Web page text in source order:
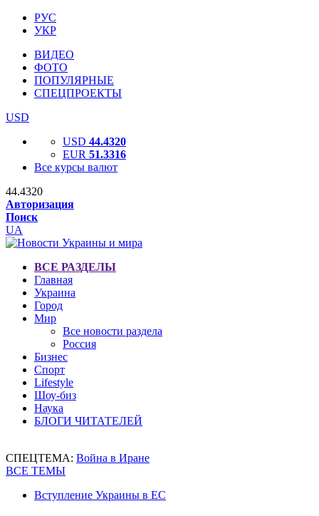
РУС
УКР
ВИДЕО
ФОТО
ПОПУЛЯРНЫЕ
СПЕЦПРОЕКТЫ
USD
USD 44.4320
EUR 51.3316
Все курсы валют
44.4320
Авторизация
Поиск
UA
ВСЕ РАЗДЕЛЫ
Главная
Украина
Город
Мир
Все новости раздела
Россия
Бизнес
Спорт
Lifestyle
Шоу-биз
Наука
БЛОГИ ЧИТАТЕЛЕЙ
СПЕЦТЕМА: Война в Иране
ВСЕ ТЕМЫ
Вступление Украины в ЕС